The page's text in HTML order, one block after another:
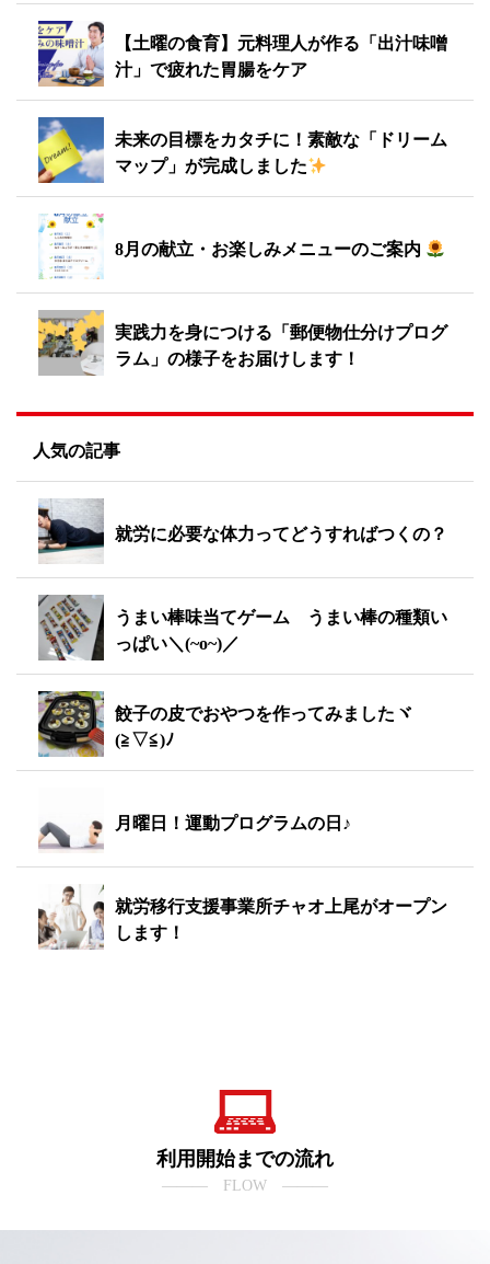
【土曜の食育】元料理人が作る「出汁味噌
汁」で疲れた胃腸をケア
未来の目標をカタチに！素敵な「ドリーム
マップ」が完成しました
8月の献立・お楽しみメニューのご案内
実践力を身につける「郵便物仕分けプログ
ラム」の様子をお届けします！
人気の記事
就労に必要な体力ってどうすればつくの？
うまい棒味当てゲーム うまい棒の種類い
っぱい＼(~o~)／
餃子の皮でおやつを作ってみましたヾ
(≧▽≦)ﾉ
月曜日！運動プログラムの日♪
就労移行支援事業所チャオ上尾がオープン
します！
利用開始までの流れ
――― FLOW ―――